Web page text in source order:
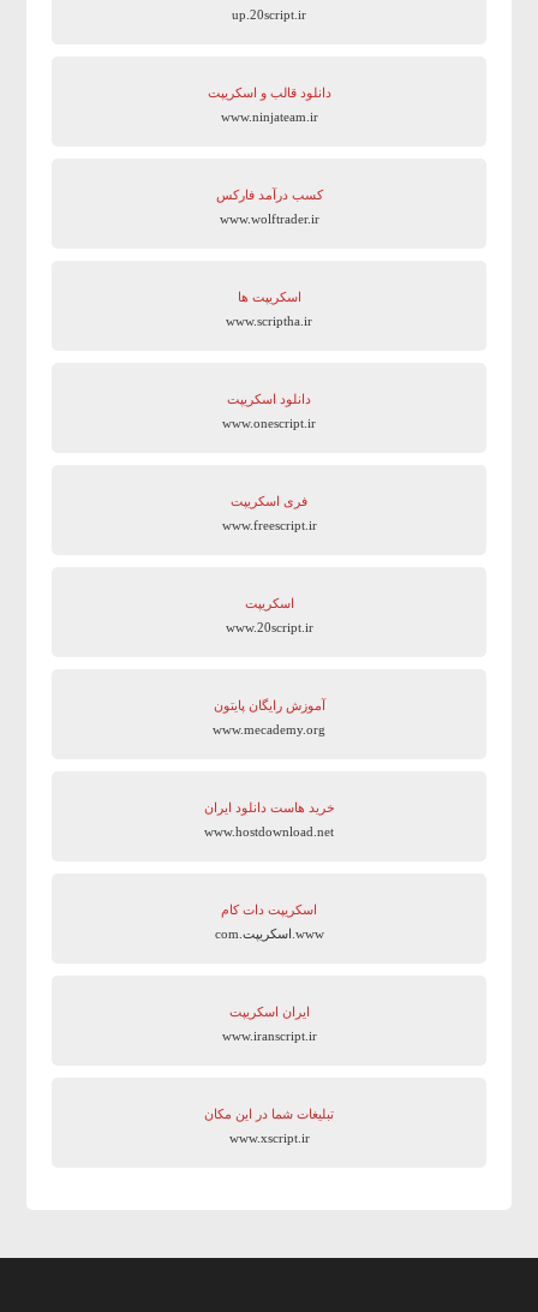
up.20script.ir
دانلود قالب و اسکریپت
www.ninjateam.ir
کسب درآمد فارکس
www.wolftrader.ir
اسکریپت ها
www.scriptha.ir
دانلود اسکریپت
www.onescript.ir
فری اسکریپت
www.freescript.ir
اسکریپت
www.20script.ir
آموزش رایگان پایتون
www.mecademy.org
خرید هاست دانلود ایران
www.hostdownload.net
اسکریپت دات کام
www.اسکریپت.com
ایران اسکریپت
www.iranscript.ir
تبلیغات شما در این مکان
www.xscript.ir